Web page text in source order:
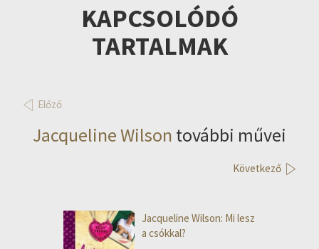
KAPCSOLÓDÓ
TARTALMAK
Előző
Jacqueline Wilson további művei
Következő
Jacqueline Wilson: Mi lesz
a csókkal?